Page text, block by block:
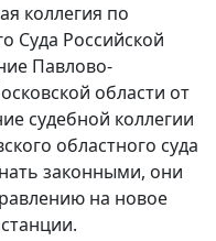
коллегия по
Суда Российской
Павлово-
области от
судебной коллегии
областного суда
законными, они
на новое